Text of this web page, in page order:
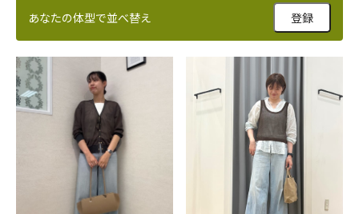
あなたの体型で並べ替え 登録